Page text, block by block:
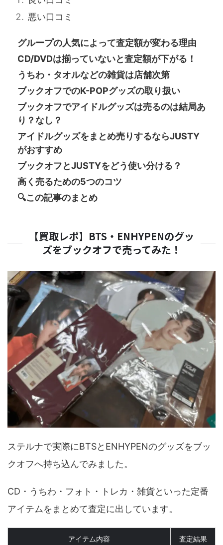
悪い口コミ
グループの人気によって査定額が変わる理由
CD/DVDは揃っていないと査定額が下がる！
うちわ・タオルなどの雑貨は店舗次第
ブックオフでのK-POPグッズの取り扱い
ブックオフでアイドルグッズは売るのは結局あ
り？なし？
アイドルグッズをまとめ売りするならJUSTY
がおすすめ
ブックオフとJUSTYをどう使い分ける？
高く売るための5つのコツ
🔍この記事のまとめ
【買取レポ】BTS・ENHYPENのグッ
ズをブックオフで売ってみた！
ステルナで実際にBTSとENHYPENのグッズをブッ
クオフへ持ち込んでみました。
CD・うちわ・フォト・トレカ・雑貨といった定番
アイテムをまとめて査定に出しています。
アイテム内容 査定結果